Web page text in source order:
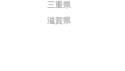
三重県
滋賀県